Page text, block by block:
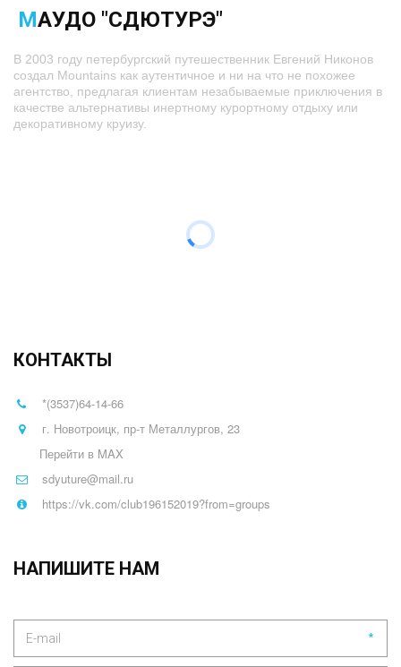
МАУДО "СДЮТУРЭ"
В 2003 году петербургский путешественник Евгений Никонов
создал Mountains как аутентичное и ни на что не похожее
агентство, предлагая клиентам незабываемые приключения в
качестве альтернативы инертному курортному отдыху или
декоративному круизу.
КОНТАКТЫ
*(3537)64-14-66
г. Новотроицк, пр-т Металлургов, 23
Перейти в MAX
sdyuture@mail.ru
https://vk.com/club196152019?from=groups
НАПИШИТЕ НАМ
*